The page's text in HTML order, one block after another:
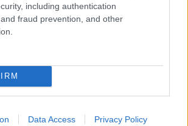
including authentication
fraud prevention, and other
Data Access Privacy Policy